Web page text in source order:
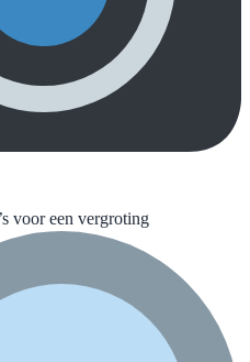
voor een vergroting